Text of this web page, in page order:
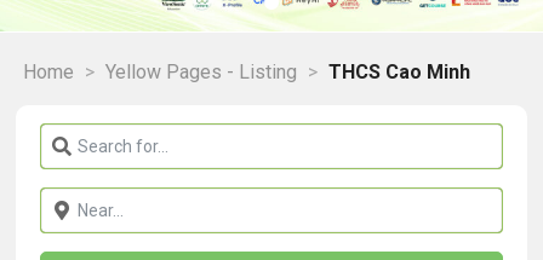
Home > Yellow Pages - Listing > THCS Cao Minh